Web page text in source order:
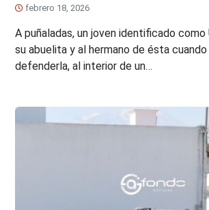
febrero 18, 2026
A puñaladas, un joven identificado como
su abuelita y al hermano de ésta
defenderla, al interior de un…